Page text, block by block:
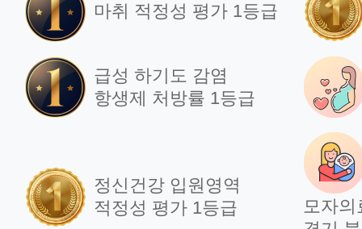
마취통증의학과
영상의학과
진단검사의학과
마취 적정성 평가 1등급
급성 하기도 감염
항생제 처방률 1등급
정신건강 입원영역
적정성 평가 1등급
모자